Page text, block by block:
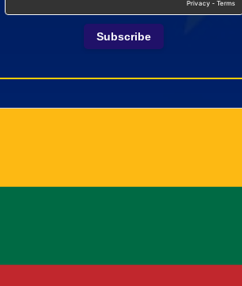
Subscribe